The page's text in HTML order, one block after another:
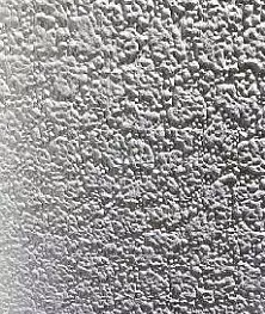
устранения строительных
должен руководствоваться
эксперта, в случае
В связи с тем, что суд не
квартиру год назад, но
отделочно-
принимать меры?
имеет на основании
и закона был приобретён
если квартира была
в ...